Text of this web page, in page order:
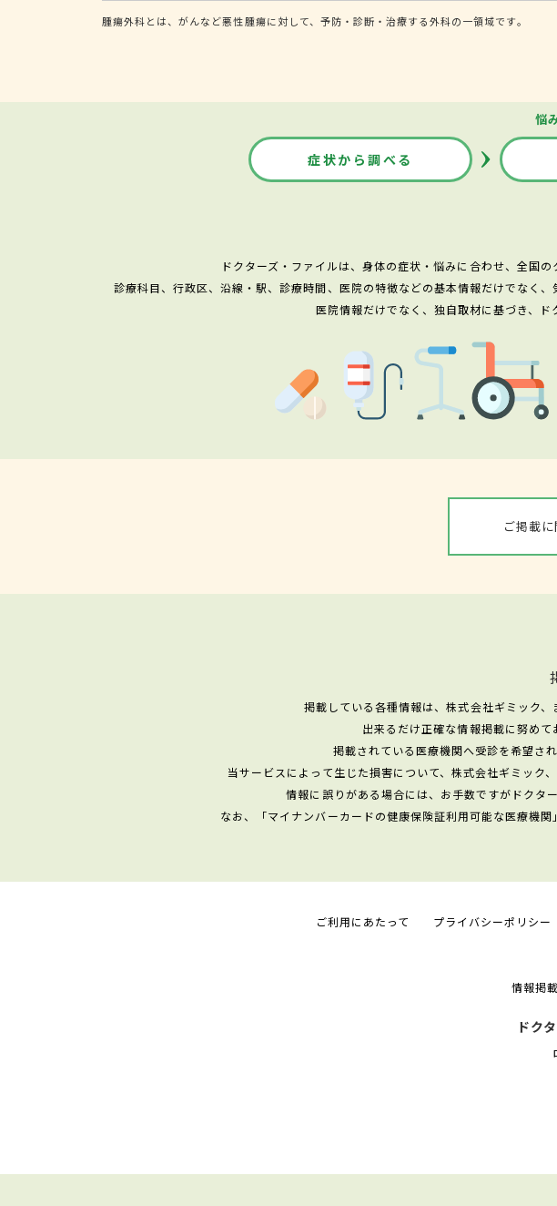
腫瘍外科とは、がんなど悪性腫瘍に対して、予防・診断・治療する外科の一領域です。
悩
症状から調べる
ドクターズ・ファイルは、身体の症状・悩みに合わせ、全国
診療科目、行政区、沿線・駅、診療時間、医院の特徴などの基本情報だけでなく
医院情報だけでなく、独自取材に基づき、
ご掲載
掲載している各種情報は、株式会社ギミック
出来るだけ正確な情報掲載に努めて
掲載されている医療機関へ受診を希望さ
当サービスによって生じた損害について、株式会社ギミック
情報に誤りがある場合には、お手数ですがドクタ
なお、「マイナンバーカードの健康保険証利用可能な医療機
ご利用にあたって プライバシーポリシー
情報掲
ドク